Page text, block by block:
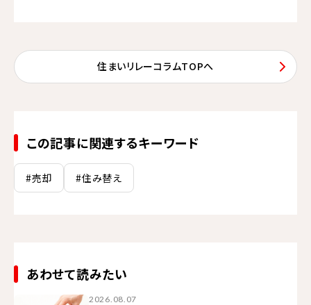
住まいリレーコラムTOPへ
この記事に関連するキーワード
#売却 #住み替え
あわせて読みたい
2026.08.07